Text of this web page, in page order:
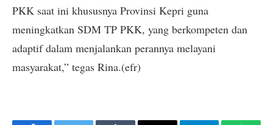
PKK saat ini khususnya Provinsi Kepri guna
meningkatkan SDM TP PKK, yang berkompeten dan
adaptif dalam menjalankan perannya melayani
masyarakat,” tegas Rina.(efr)